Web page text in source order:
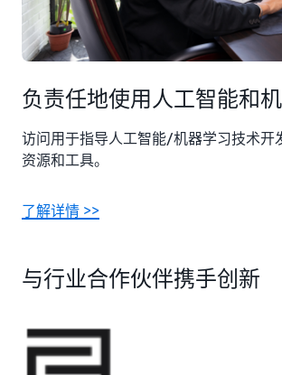
负责任地使用人工智能和
访问用于指导人工智能/机器学习技术开
资源和工具。
了解详情 >>
与行业合作伙伴携手创新